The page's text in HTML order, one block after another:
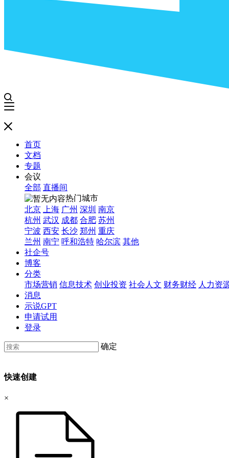
首页
文档
专题
会议
全部 直播间
热门城市
北京
上海 广州 深圳 南京
杭州 武汉 成都 合肥 苏州
宁波 西安 长沙 郑州 重庆
兰州 南宁 呼和浩特 哈尔滨 其他
社企号
博客
分类
市场营销 信息技术 创业投资 社会人文 财务财经 人力资
消息
示说GPT
申请试用
登录
确定
快速创建
×